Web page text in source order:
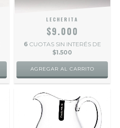
LECHERITA
$9.000
6 CUOTAS SIN INTERÉS DE
$1.500